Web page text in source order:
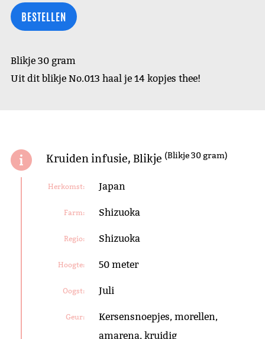
BESTELLEN
Blikje 30 gram
Uit dit blikje No.013 haal je 14 kopjes thee!
Kruiden infusie, Blikje (Blikje 30 gram)
Herkomst: Japan
Farm: Shizuoka
Regio: Shizuoka
Hoogte: 50 meter
Oogst: Juli
Geur:
Kersensnoepjes, morellen,
amarena, kruidig